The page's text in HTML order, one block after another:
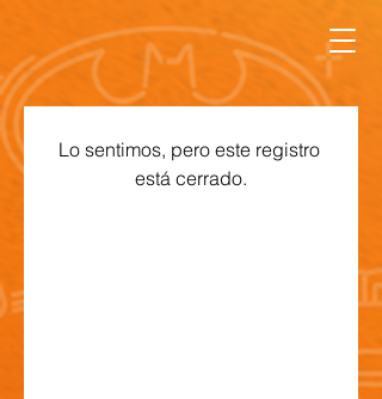
Lo sentimos, pero este registro
está cerrado.